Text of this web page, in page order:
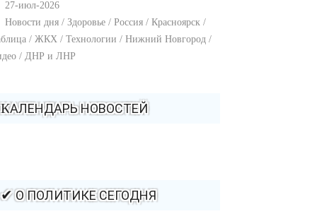
27-июл-2026
Новости дня / Здоровье / Россия / Красноярск /
/ ЖКХ / Технологии / Нижний Новгород /
/ ДНР и ЛНР
КАЛЕНДАРЬ НОВОСТЕЙ
✔ О ПОЛИТИКЕ СЕГОДНЯ